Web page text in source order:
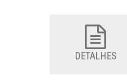
DETALHES